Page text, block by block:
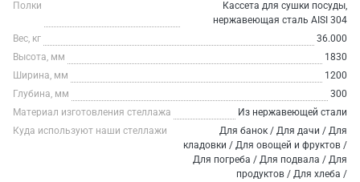
Полки
Кассета для сушки посуды,
нержавеющая сталь AISI 304
Вес, кг
36.000
Высота, мм
1830
Ширина, мм
1200
Глубина, мм
300
Материал изготовления стеллажа
Из нержавеющей стали
Куда используют наши стеллажи
Для банок / Для дачи / Для
кладовки / Для овощей и фруктов /
Для погреба / Для подвала / Для
продуктов / Для хлеба /